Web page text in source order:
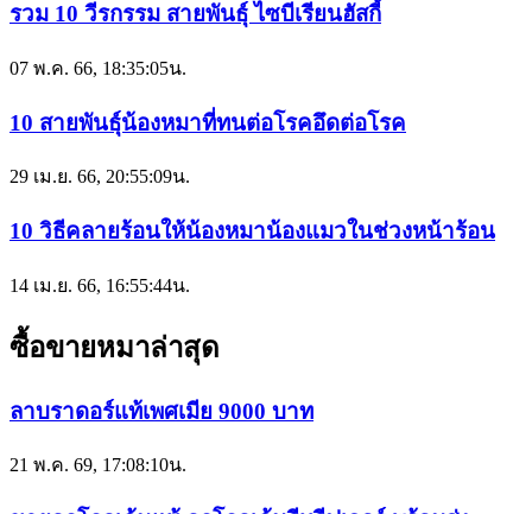
รวม 10 วีรกรรม สายพันธุ์ ไซบีเรียนฮัสกี้
07 พ.ค. 66, 18:35:05น.
10 สายพันธุ์น้องหมาที่ทนต่อโรคอึดต่อโรค
29 เม.ย. 66, 20:55:09น.
10 วิธีคลายร้อนให้น้องหมาน้องแมวในช่วงหน้าร้อน
14 เม.ย. 66, 16:55:44น.
ซื้อขายหมาล่าสุด
ลาบราดอร์แท้เพศเมีย 9000 บาท
21 พ.ค. 69, 17:08:10น.